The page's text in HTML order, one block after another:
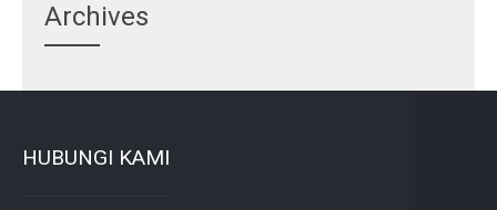
Archives
HUBUNGI KAMI